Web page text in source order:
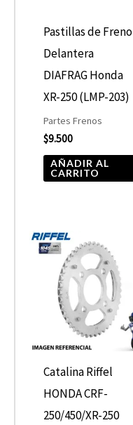
Pastillas de Freno
Delantera
DIAFRAG Honda
XR-250 (LMP-203)
Partes Frenos
$9.500
AÑADIR AL
CARRITO
Catalina Riffel
HONDA CRF-
250/450/XR-250